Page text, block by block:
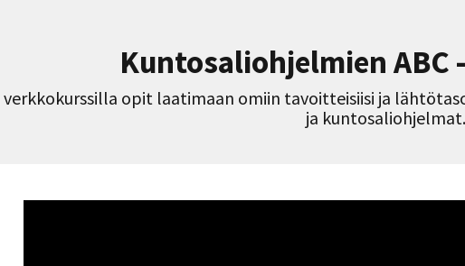
Kuntosaliohjelmien ABC
verkkokurssilla opit laatimaan omiin tavoitteisiisi ja
ja kuntosaliohjelmat.